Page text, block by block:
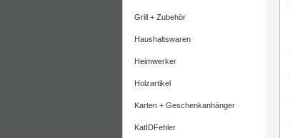
Grill + Zubehör
Haushaltswaren
Heimwerker
Holzartikel
Karten + Geschenkanhänger
KatIDFehler